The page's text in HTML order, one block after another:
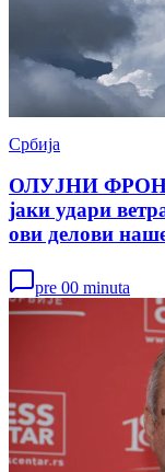
Србија
ОЛУЈНИ
јаки удари
ови делови
pre 00 minuta